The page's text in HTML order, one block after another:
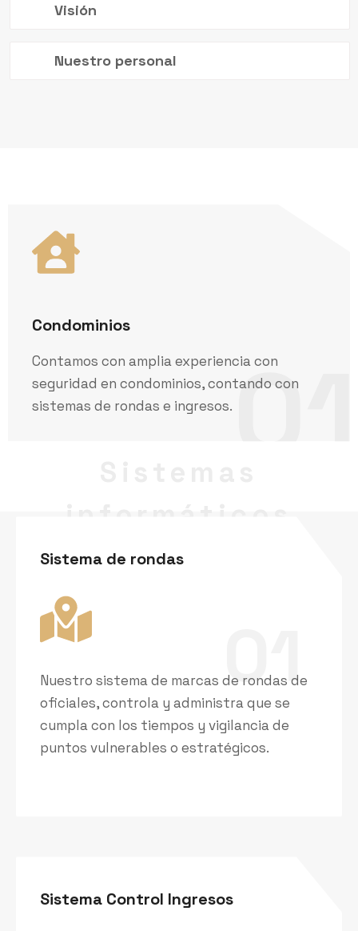
Visión
Nuestro personal
01
Condominios
Contamos con amplia experiencia con
seguridad en condominios, contando con
sistemas de rondas e ingresos.
01
Sistema de rondas
Nuestro sistema de marcas de rondas de
oficiales, controla y administra que se
cumpla con los tiempos y vigilancia de
puntos vulnerables o estratégicos.
Sistema Control Ingresos